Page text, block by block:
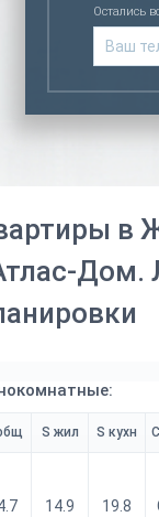
Остались
в
Дом.
S жил S кухн
14.9 19.8